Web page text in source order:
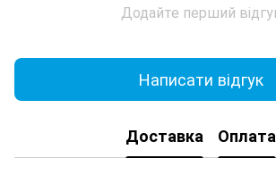
Додайте перший
Написати відгук
Доставка Оплата